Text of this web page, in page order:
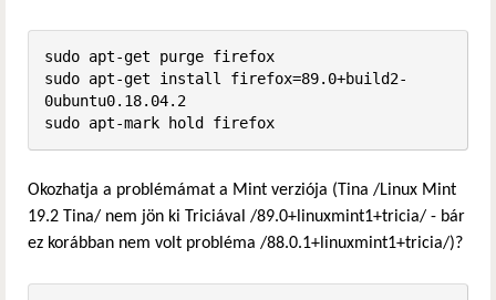
sudo apt-get purge firefox
sudo apt-get install firefox=89.0+build2-
0ubuntu0.18.04.2
sudo apt-mark hold firefox
Okozhatja a problémámat a Mint verziója (Tina /Linux Mint
19.2 Tina/ nem jön ki Triciával /89.0+linuxmint1+tricia/ - bár
ez korábban nem volt probléma /88.0.1+linuxmint1+tricia/)?